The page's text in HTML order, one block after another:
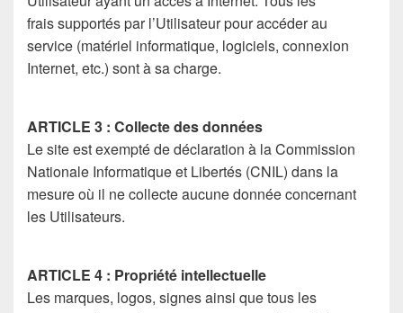
frais supportés par l’Utilisateur pour accéder au
service (matériel informatique, logiciels, connexion
Internet, etc.) sont à sa charge.
ARTICLE 3 : Collecte des données
Le site est exempté de déclaration à la Commission
Nationale Informatique et Libertés (CNIL) dans la
mesure où il ne collecte aucune donnée concernant
les Utilisateurs.
ARTICLE 4 : Propriété intellectuelle
Les marques, logos, signes ainsi que tous les